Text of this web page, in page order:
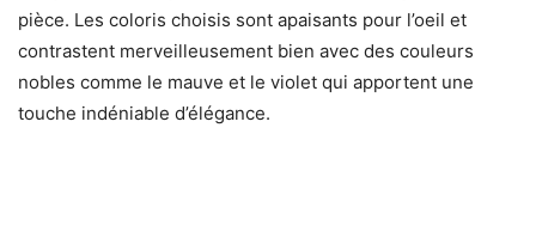
pièce. Les coloris choisis sont apaisants pour l’oeil et
contrastent merveilleusement bien avec des couleurs
nobles comme le mauve et le violet qui apportent une
touche indéniable d’élégance.